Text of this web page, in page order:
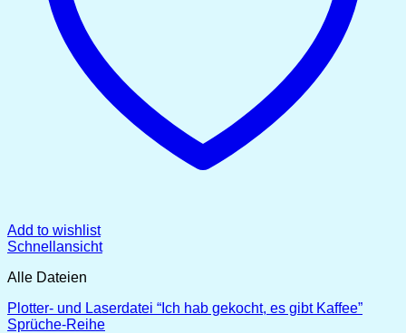
Add to wishlist
Schnellansicht
Alle Dateien
Plotter- und Laserdatei “Ich hab gekocht, es gibt Kaffee”
Sprüche-Reihe